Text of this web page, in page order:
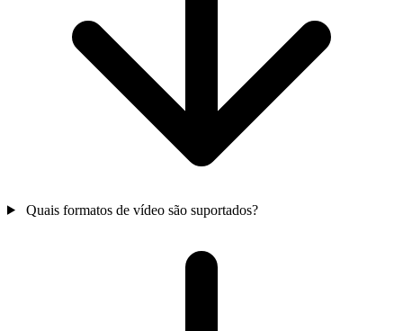
Quais formatos de vídeo são suportados?